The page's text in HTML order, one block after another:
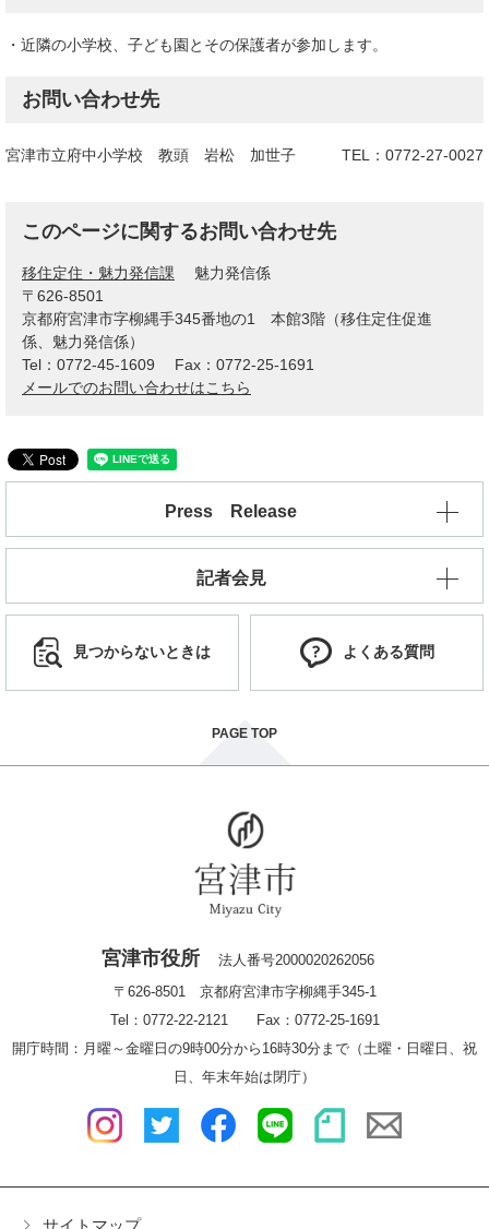
・近隣の小学校、子ども園とその保護者が参加します。
お問い合わせ先
宮津市立府中小学校 教頭 岩松 加世子 TEL：0772-27-0027
このページに関するお問い合わせ先
移住定住・魅力発信課
魅力発信係
〒626-8501
京都府宮津市字柳縄手345番地の1 本館3階（移住定住促進
係、魅力発信係）
Tel：0772-45-1609
Fax：0772-25-1691
メールでのお問い合わせはこちら
Press Release
記者会見
見つからないときは よくある質問
PAGE TOP
サイトマップ
宮津市役所
法人番号2000020262056
〒626-8501 京都府宮津市字柳縄手345-1
Tel：0772-22-2121 Fax：0772-25-1691
開庁時間：月曜～金曜日の9時00分から16時30分まで（土曜・日曜日、祝
日、年末年始は閉庁）